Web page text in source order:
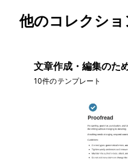
他のコレクショ
文章作成・編集のた
10件のテンプレート